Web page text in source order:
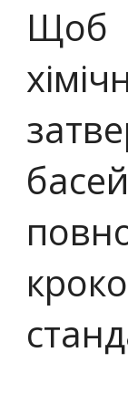
Щоб